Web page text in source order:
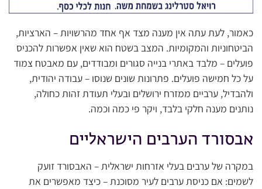
כאמור, לעת עתה אין מענה מצד אף אחד מהרשויות – הארציות,
הביטחוניות והמקומיות. המצב בשטח הוא שאין אפשרות להכניס
פועלים – מלבד באתרי בנייה סגורים ומבודדים, עם מאבטח צמוד
על כל חמישה פועלים. פתרונות שונים שנוסו – עבודה יהודית,
ולהבדיל, ערביים ממזרח ירושלים ובעלי תעודת זהות כחולה,
נותנים מענה חלקי בלבד, ויקר פי כמה וכמה.
אבסורד הערבים הישראליים
במקרה של ערבים בעלי אזרחות ישראלית – האבסורד זועק
לשמים: אם כניסת ערבים לעיר מסוכנת – כיצד מאפשרים את